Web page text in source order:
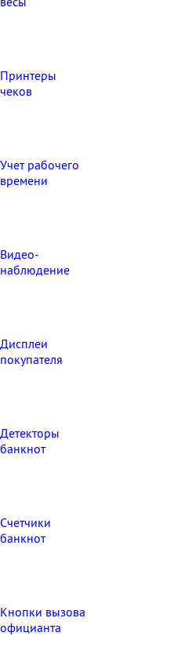
Принтеры
чеков
Учет рабочего
времени
Видео‑
наблюдение
Дисплеи
покупателя
Детекторы
банкнот
Счетчики
банкнот
Кнопки вызова
официанта